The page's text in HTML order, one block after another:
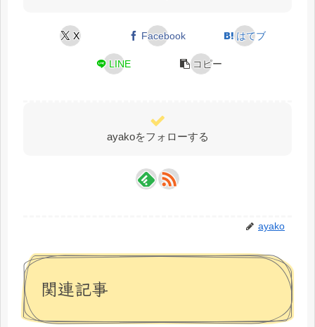
X Facebook はてブ
LINE コピー
ayakoをフォローする
ayako
関連記事